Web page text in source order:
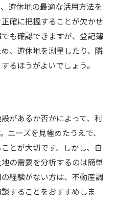
遊休地の最適な活用方法を
確に把握することが欠かせ
も確認できますが、登記簿
、遊休地を測量したり、隣
るほうがよいでしょう。
があるか否かによって、利
ニーズを見極めたうえで、
とが大切です。しかし、自
の需要を分析するのは簡単
経験がない方は、不動産調
することをおすすめしま